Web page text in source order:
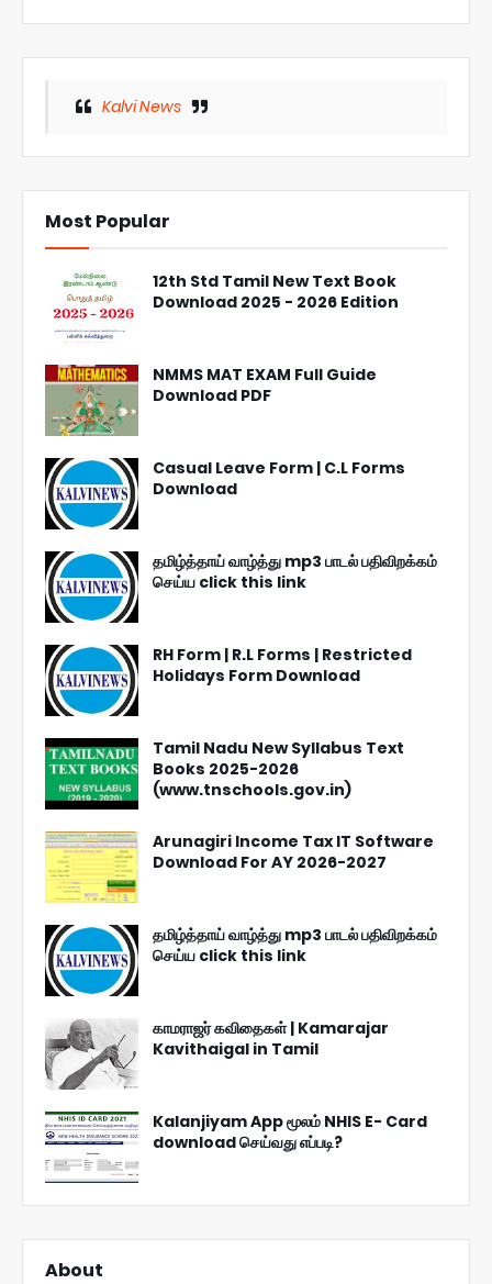
Kalvi News
Most Popular
12th Std Tamil New Text Book
Download 2025 - 2026 Edition
NMMS MAT EXAM Full Guide
Download PDF
Casual Leave Form | C.L Forms
Download
தமிழ்த்தாய் வாழ்த்து mp3 பாடல் பதிவிறக்கம்
செய்ய click this link
RH Form | R.L Forms | Restricted
Holidays Form Download
Tamil Nadu New Syllabus Text
Books 2025-2026
(www.tnschools.gov.in)
Arunagiri Income Tax IT Software
Download For AY 2026-2027
தமிழ்த்தாய் வாழ்த்து mp3 பாடல் பதிவிறக்கம்
செய்ய click this link
காமராஜர் கவிதைகள் | Kamarajar
Kavithaigal in Tamil
Kalanjiyam App மூலம் NHIS E- Card
download செய்வது எப்படி?
About